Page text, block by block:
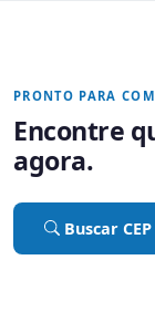
PRONTO PARA
Encontre
agora.
Buscar CEP